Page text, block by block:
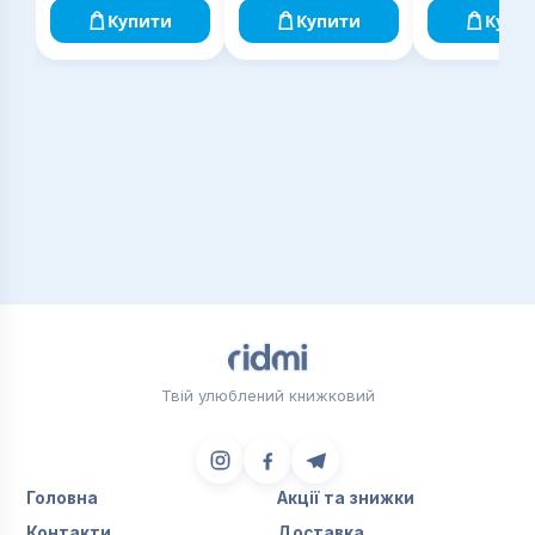
Купити
Купити
Твій улюблений книжковий
Головна
Акції та знижки